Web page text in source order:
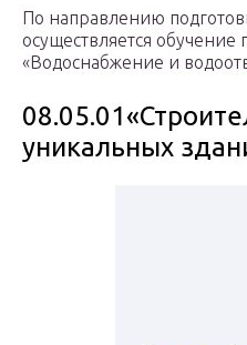
По направлению
осуществляется
«Водоснабжение и
уникальных